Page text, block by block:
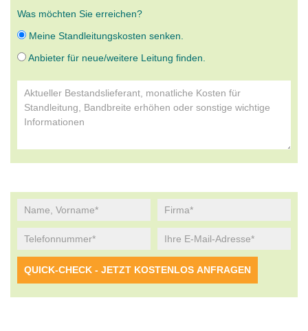
Was möchten Sie erreichen?
Meine Standleitungskosten senken.
Anbieter für neue/weitere Leitung finden.